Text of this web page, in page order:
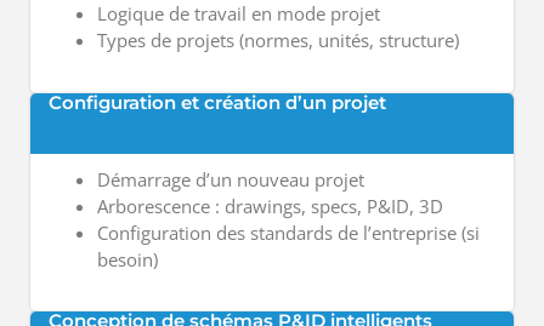
Logique de travail en mode projet
Types de projets (normes, unités, structure)
Configuration et création d’un projet
Démarrage d’un nouveau projet
Arborescence : drawings, specs, P&ID, 3D
Configuration des standards de l’entreprise (si
besoin)
Conception de schémas P&ID intelligents